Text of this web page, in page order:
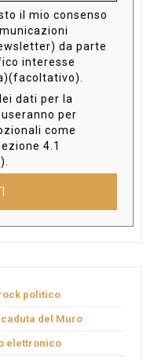
il mio consenso
da parte
interesse
dati per la
per
come
4.1
politico
caduta del Muro
elettronico